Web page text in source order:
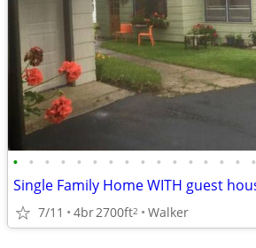
• • • • • • • • • • • • • • • •
7/11 4br2700ft2 Walker